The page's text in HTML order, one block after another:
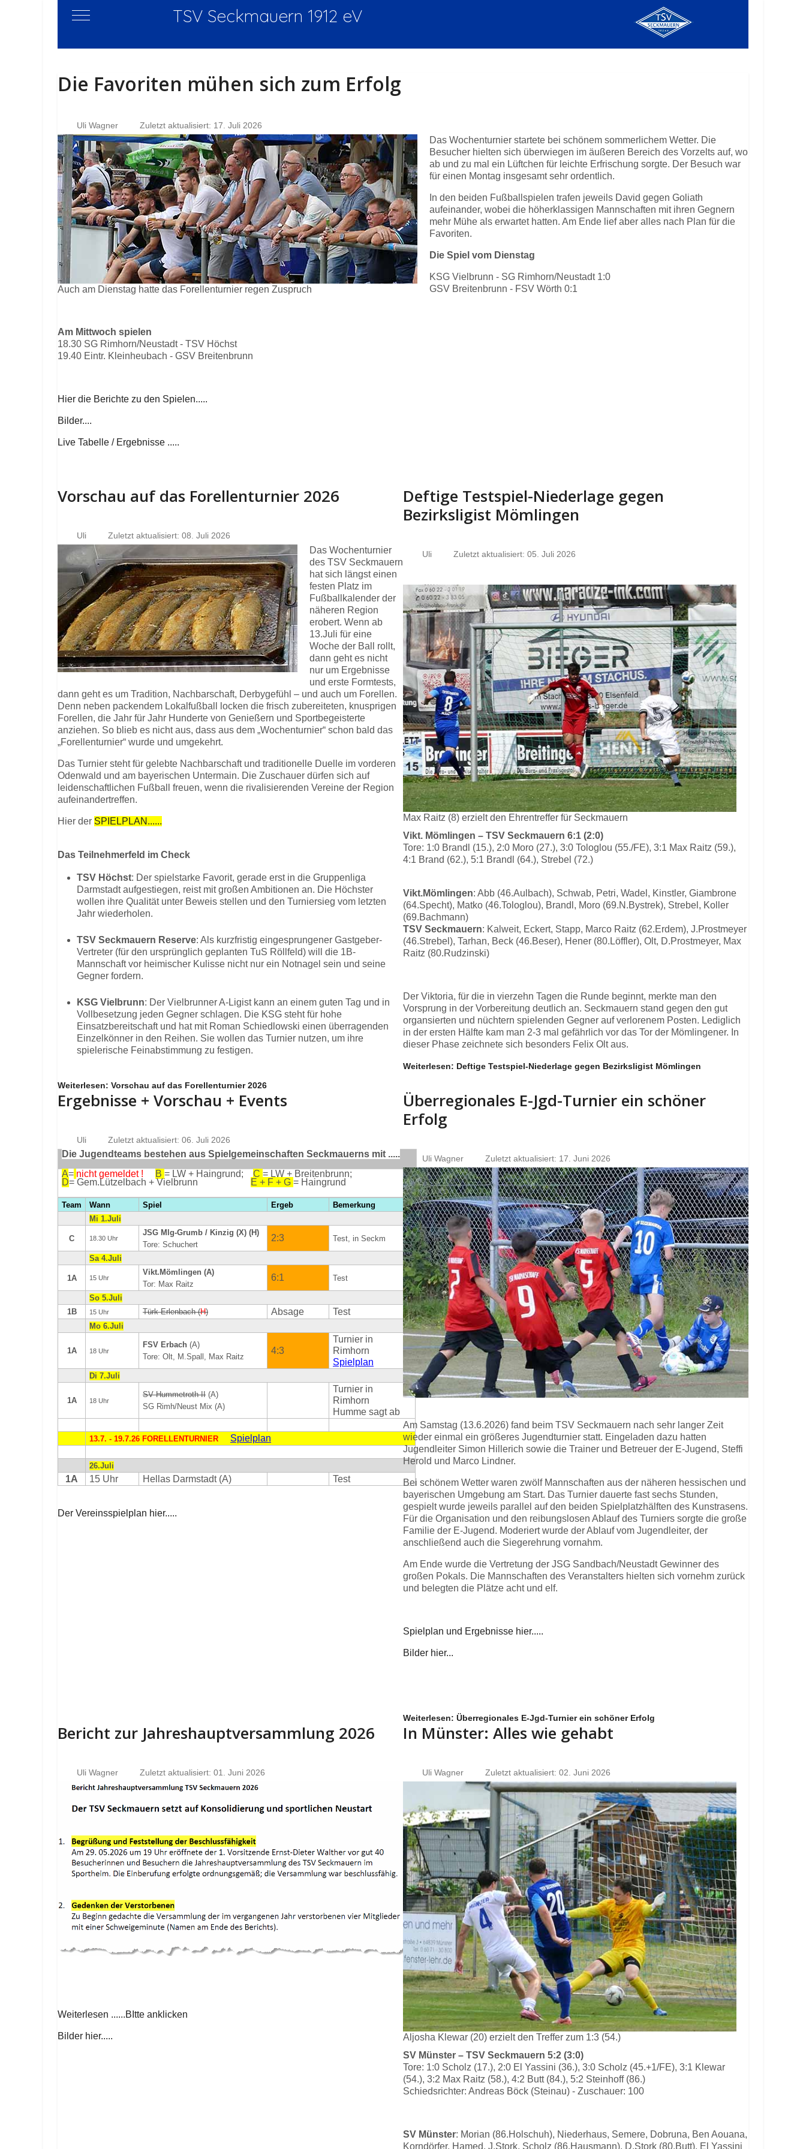
Mobile Menu Toggle TSV Seckmauern 1912 eV
Die Favoriten mühen sich zum Erfolg
Uli Wagner Zuletzt aktualisiert: 17. Juli 2026
Auch am Dienstag hatte das Forellenturnier regen Zuspruch
Das Wochenturnier startete bei schönem sommerlichem Wetter. Die
Besucher hielten sich überwiegen im äußeren Bereich des Vorzelts auf, wo
ab und zu mal ein Lüftchen für leichte Erfrischung sorgte. Der Besuch war
für einen Montag insgesamt sehr ordentlich.
In den beiden Fußballspielen trafen jeweils David gegen Goliath
aufeinander, wobei die höherklassigen Mannschaften mit ihren Gegnern
mehr Mühe als erwartet hatten. Am Ende lief aber alles nach Plan für die
Favoriten.
Die Spiel vom Dienstag
KSG Vielbrunn - SG Rimhorn/Neustadt 1:0
GSV Breitenbrunn - FSV Wörth 0:1
Am Mittwoch spielen
18.30 SG Rimhorn/Neustadt - TSV Höchst
19.40 Eintr. Kleinheubach - GSV Breitenbrunn
Hier die Berichte zu den Spielen.....
Bilder....
Live Tabelle / Ergebnisse .....
Vorschau auf das Forellenturnier 2026
Uli Zuletzt aktualisiert: 08. Juli 2026
Das Wochenturnier
des TSV Seckmauern
hat sich längst einen
festen Platz im
Fußballkalender der
näheren Region
erobert. Wenn ab
13.Juli für eine
Woche der Ball rollt,
dann geht es nicht
nur um Ergebnisse
und erste Formtests,
dann geht es um Tradition, Nachbarschaft, Derbygefühl – und auch um Forellen.
Denn neben packendem Lokalfußball locken die frisch zubereiteten, knusprigen
Forellen, die Jahr für Jahr Hunderte von Genießern und Sportbegeisterte
anziehen. So blieb es nicht aus, dass aus dem „Wochenturnier“ schon bald das
„Forellenturnier“ wurde und umgekehrt.
Das Turnier steht für gelebte Nachbarschaft und traditionelle Duelle im vorderen
Odenwald und am bayerischen Untermain. Die Zuschauer dürfen sich auf
leidenschaftlichen Fußball freuen, wenn die rivalisierenden Vereine der Region
aufeinandertreffen.
Hier der SPIELPLAN......
Das Teilnehmerfeld im Check
TSV Höchst: Der spielstarke Favorit, gerade erst in die Gruppenliga
Darmstadt aufgestiegen, reist mit großen Ambitionen an. Die Höchster
wollen ihre Qualität unter Beweis stellen und den Turniersieg vom letzten
Jahr wiederholen.
TSV Seckmauern Reserve: Als kurzfristig eingesprungener Gastgeber-
Vertreter (für den ursprünglich geplanten TuS Röllfeld) will die 1B-
Mannschaft vor heimischer Kulisse nicht nur ein Notnagel sein und seine
Gegner fordern.
KSG Vielbrunn: Der Vielbrunner A-Ligist kann an einem guten Tag und in
Vollbesetzung jeden Gegner schlagen. Die KSG steht für hohe
Einsatzbereitschaft und hat mit Roman Schiedlowski einen überragenden
Einzelkönner in den Reihen. Sie wollen das Turnier nutzen, um ihre
spielerische Feinabstimmung zu festigen.
Weiterlesen: Vorschau auf das Forellenturnier 2026
Deftige Testspiel-Niederlage gegen
Bezirksligist Mömlingen
Uli Zuletzt aktualisiert: 05. Juli 2026
Max Raitz (8) erzielt den Ehrentreffer für Seckmauern
Vikt. Mömlingen – TSV Seckmauern 6:1 (2:0)
Tore: 1:0 Brandl (15.), 2:0 Moro (27.), 3:0 Tologlou (55./FE), 3:1 Max Raitz (59.),
4:1 Brand (62.), 5:1 Brandl (64.), Strebel (72.)
Vikt.Mömlingen: Abb (46.Aulbach), Schwab, Petri, Wadel, Kinstler, Giambrone
(64.Specht), Matko (46.Tologlou), Brandl, Moro (69.N.Bystrek), Strebel, Koller
(69.Bachmann)
TSV Seckmauern: Kalweit, Eckert, Stapp, Marco Raitz (62.Erdem), J.Prostmeyer
(46.Strebel), Tarhan, Beck (46.Beser), Hener (80.Löffler), Olt, D.Prostmeyer, Max
Raitz (80.Rudzinski)
Der Viktoria, für die in vierzehn Tagen die Runde beginnt, merkte man den
Vorsprung in der Vorbereitung deutlich an. Seckmauern stand gegen den gut
organsierten und nüchtern spielenden Gegner auf verlorenem Posten. Lediglich
in der ersten Hälfte kam man 2-3 mal gefährlich vor das Tor der Mömlingener. In
dieser Phase zeichnete sich besonders Felix Olt aus.
Weiterlesen: Deftige Testspiel-Niederlage gegen Bezirksligist Mömlingen
Ergebnisse + Vorschau + Events
Uli Zuletzt aktualisiert: 06. Juli 2026
Die Jugendteams bestehen aus Spielgemeinschaften Seckmauerns mit .....
A= nicht gemeldet ! B = LW + Haingrund; C = LW + Breitenbrunn;
D= Gem.Lützelbach + Vielbrunn E + F + G = Haingrund
Team Wann Spiel Ergeb
Bemerkung
Mi 1.Juli
C 18.30 Uhr
JSG Mlg-Grumb / Kinzig (X) (H)
Tore: Schuchert
2:3 Test, in Seckm
Sa 4.Juli
1A 15 Uhr
Vikt.Mömlingen (A)
Tor: Max Raitz
6:1 Test
So 5.Juli
1B
15 Uhr Türk Erlenbach (H) Absage Test
Mo 6.Juli
1A 18 Uhr
FSV Erbach (A)
Tore: Olt, M.Spall, Max Raitz
4:3
Turnier in
Rimhorn
Spielplan
Di 7.Juli
1A 18 Uhr
SV Hummetroth II (A)
SG Rimh/Neust Mix (A)
Turnier in
Rimhorn
Humme sagt ab
13.7. - 19.7.26 FORELLENTURNIER Spielplan
26.Juli
1A 15 Uhr Hellas Darmstadt (A) Test
Der Vereinsspielplan hier.....
Überregionales E-Jgd-Turnier ein schöner
Erfolg
Uli Wagner Zuletzt aktualisiert: 17. Juni 2026
Am Samstag (13.6.2026) fand beim TSV Seckmauern nach sehr langer Zeit
wieder einmal ein größeres Jugendturnier statt. Eingeladen dazu hatten
Jugendleiter Simon Hillerich sowie die Trainer und Betreuer der E-Jugend, Steffi
Herold und Marco Lindner.
Bei schönem Wetter waren zwölf Mannschaften aus der näheren hessischen und
bayerischen Umgebung am Start. Das Turnier dauerte fast sechs Stunden,
gespielt wurde jeweils parallel auf den beiden Spielplatzhälften des Kunstrasens.
Für die Organisation und den reibungslosen Ablauf des Turniers sorgte die große
Familie der E-Jugend. Moderiert wurde der Ablauf vom Jugendleiter, der
anschließend auch die Siegerehrung vornahm.
Am Ende wurde die Vertretung der JSG Sandbach/Neustadt Gewinner des
großen Pokals. Die Mannschaften des Veranstalters hielten sich vornehm zurück
und belegten die Plätze acht und elf.
Spielplan und Ergebnisse hier.....
Bilder hier...
Weiterlesen: Überregionales E-Jgd-Turnier ein schöner Erfolg
Bericht zur Jahreshauptversammlung 2026
Uli Wagner Zuletzt aktualisiert: 01. Juni 2026
Weiterlesen ......BItte anklicken
Bilder hier.....
In Münster: Alles wie gehabt
Uli Wagner Zuletzt aktualisiert: 02. Juni 2026
Aljosha Klewar (20) erzielt den Treffer zum 1:3 (54.)
SV Münster – TSV Seckmauern 5:2 (3:0)
Tore: 1:0 Scholz (17.), 2:0 El Yassini (36.), 3:0 Scholz (45.+1/FE), 3:1 Klewar
(54.), 3:2 Max Raitz (58.), 4:2 Butt (84.), 5:2 Steinhoff (86.)
Schiedsrichter: Andreas Böck (Steinau) - Zuschauer: 100
SV Münster: Morian (86.Holschuh), Niederhaus, Semere, Dobruna, Ben Aouana,
Korndörfer, Hamed, J.Stork, Scholz (86.Hausmann), D.Stork (80.Butt), El Yassini